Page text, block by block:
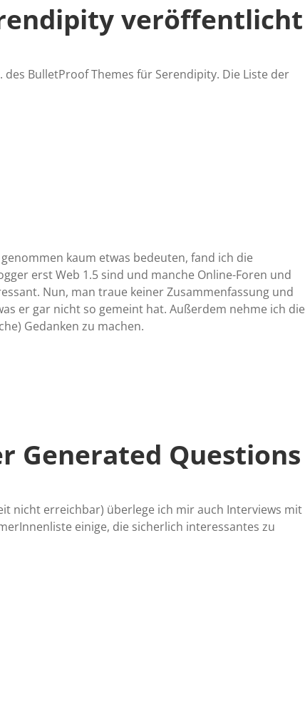
veröffentlicht
BulletProof Themes für Serendipity. Die Liste der
kaum etwas bedeuten, fand ich die
erst Web 1.5 sind und manche Online-Foren und
Nun, man traue keiner Zusammenfassung und
er gar nicht so gemeint hat. Außerdem nehme ich die
Gedanken zu machen.
Generated Questions
nicht erreichbar) überlege ich mir auch Interviews mit
einige, die sicherlich interessantes zu